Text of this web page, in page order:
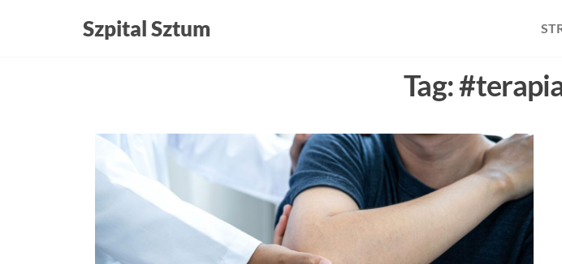
Szpital Sztum
Tag: